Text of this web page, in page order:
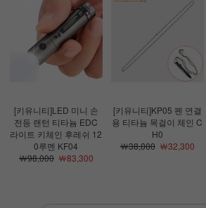
[키유니티]LED 미니 손
전등 랜턴 티타늄 EDC
라이트 키체인 후레쉬 12
0루멘 KF04
￦98,000￦83,300
[키유니티]KP05 펜 연결
용 티타늄 목걸이 체인 C
H0
￦38,000￦32,300